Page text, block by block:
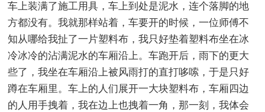
车上装满了施工用具，车上到处是泥水，连个落脚的地
方都没有。我就那样站着，车要开的时候，一位师傅不
知从哪给我扯了一片塑料布，我只好垫着塑料布坐在冰
冷冰冷的沾满泥水的车厢沿上。车跑开后，雨下的更大
些了，我坐在车厢沿上被风雨打的直打哆嗦，于是只好
蹲在车厢里。车上的人们展开一大块塑料布，车厢四边
的人用手拽着，我在边上也拽着一角，那一刻，我体会